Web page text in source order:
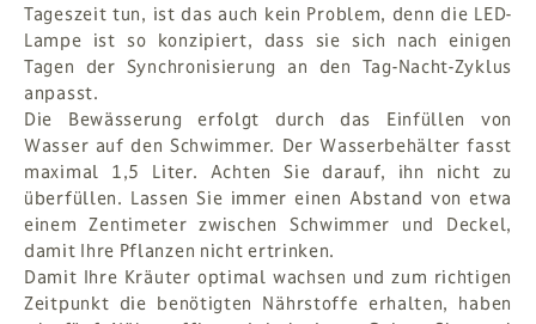
Tageszeit tun, ist das auch kein Problem, denn die LED-
Lampe ist so konzipiert, dass sie sich nach einigen
Tagen der Synchronisierung an den Tag-Nacht-Zyklus
anpasst.
Die Bewässerung erfolgt durch das Einfüllen von
Wasser auf den Schwimmer. Der Wasserbehälter fasst
maximal 1,5 Liter. Achten Sie darauf, ihn nicht zu
überfüllen. Lassen Sie immer einen Abstand von etwa
einem Zentimeter zwischen Schwimmer und Deckel,
damit Ihre Pflanzen nicht ertrinken.
Damit Ihre Kräuter optimal wachsen und zum richtigen
Zeitpunkt die benötigten Nährstoffe erhalten, haben